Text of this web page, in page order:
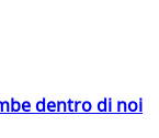
dentro di noi